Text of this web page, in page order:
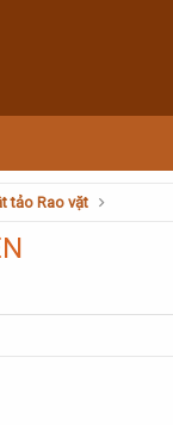
tảo Rao vặt